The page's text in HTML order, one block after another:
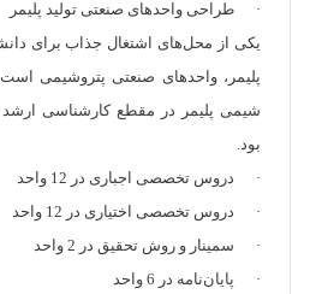
· طراحی واحد‌های صنعتی تولید پلیمر
یکی از محل‌های اشتغال جذاب برای
پلیمر، واحدهای صنعتی پتروشیمی
شیمی پلیمر در مقطع کارشناسی
بود.
· دروس تخصصی اجباری در 12 واحد
· دروس تخصصی اختیاری در 12 واحد
· سمینار و روش تحقیق در 2 واحد
· پایان‌نامه در 6 واحد